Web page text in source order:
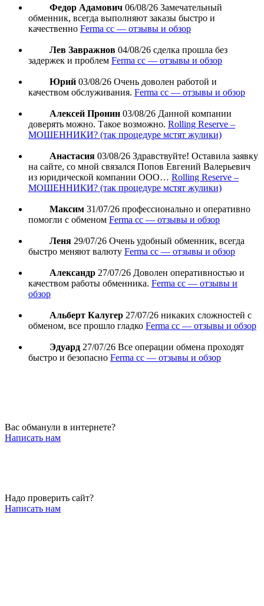
Федор Адамович 06/08/26 Замечательный
обменник, всегда выполняют заказы быстро и
качественно Ferma cc — отзывы и обзор
Лев Завражнов 04/08/26 сделка прошла без
задержек и проблем Ferma cc — отзывы и обзор
Юрий 03/08/26 Очень доволен работой и
качеством обслуживания. Ferma cc — отзывы и обзор
Алексей Пронин 03/08/26 Данной компании
доверять можно. Такое возможно. Rolling Reserve –
МОШЕННИКИ? (так процедуре мстят жулики)
Анастасия 03/08/26 Здравствуйте! Оставила заявку
на сайте, со мной связался Попов Евгений Валерьевич
из юридической компании ООО… Rolling Reserve –
МОШЕННИКИ? (так процедуре мстят жулики)
Максим 31/07/26 профессионально и оперативно
помогли с обменом Ferma cc — отзывы и обзор
Леня 29/07/26 Очень удобный обменник, всегда
быстро меняют валюту Ferma cc — отзывы и обзор
Александр 27/07/26 Доволен оперативностью и
качеством работы обменника. Ferma cc — отзывы и
обзор
Альберт Калугер 27/07/26 никаких сложностей с
обменом, все прошло гладко Ferma cc — отзывы и обзор
Эдуард 27/07/26 Все операции обмена проходят
быстро и безопасно Ferma cc — отзывы и обзор
Вас обманули в интернете?
Написать нам
Надо проверить сайт?
Написать нам